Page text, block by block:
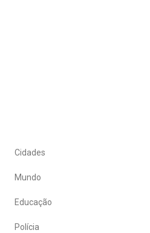
Cidades
Mundo
Educação
Polícia